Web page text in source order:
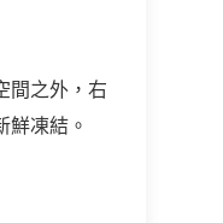
間之外，右
鮮凍結。